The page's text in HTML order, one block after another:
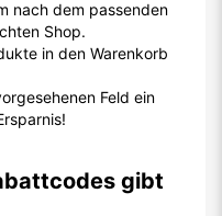
nach dem passenden
Shop.
in den Warenkorb
Feld ein
gibt